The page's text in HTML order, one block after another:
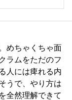
めちゃくちゃ面
ラムをただのフ
人には痺れる内
うで、やり方は
全然理解できて